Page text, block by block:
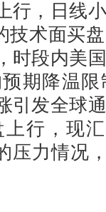
，日线小
技术面买
时段内美
期降温
引发全球
行，现
压力情况